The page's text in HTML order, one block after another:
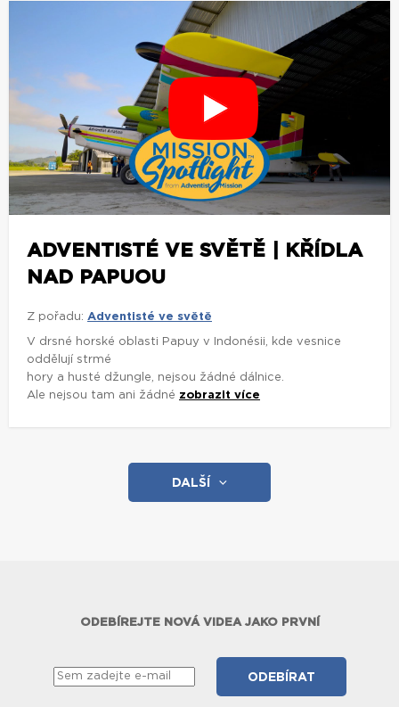
ADVENTISTÉ VE SVĚTĚ | KŘÍDLA
NAD PAPUOU
Z pořadu: Adventisté ve světě
V drsné horské oblasti Papuy v Indonésii, kde vesnice
oddělují strmé
hory a husté džungle, nejsou žádné dálnice.
Ale nejsou tam ani žádné zobrazit více
DALŠÍ
ODEBÍREJTE NOVÁ VIDEA JAKO PRVNÍ